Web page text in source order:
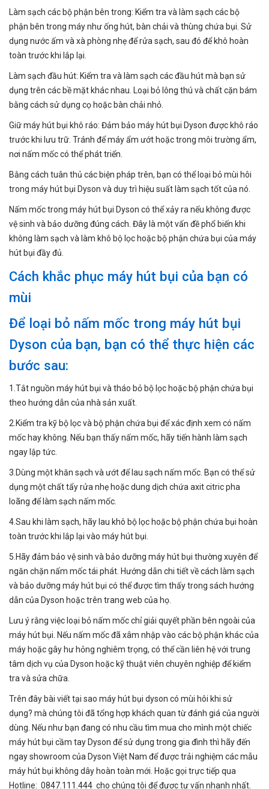
Làm sạch các bộ phận bên trong: Kiểm tra và làm sạch các bộ
phận bên trong máy như ống hút, bàn chải và thùng chứa bụi. Sử
dụng nước ấm và xà phòng nhẹ để rửa sạch, sau đó để khô hoàn
toàn trước khi lắp lại.
Làm sạch đầu hút: Kiểm tra và làm sạch các đầu hút mà bạn sử
dụng trên các bề mặt khác nhau. Loại bỏ lông thú và chất cặn bám
bằng cách sử dụng cọ hoặc bàn chải nhỏ.
Giữ máy hút bụi khô ráo: Đảm bảo máy hút bụi Dyson được khô ráo
trước khi lưu trữ. Tránh để máy ẩm ướt hoặc trong môi trường ẩm,
nơi nấm mốc có thể phát triển.
Bằng cách tuân thủ các biện pháp trên, bạn có thể loại bỏ mùi hôi
trong máy hút bụi Dyson và duy trì hiệu suất làm sạch tốt của nó.
Nấm mốc trong máy hút bụi Dyson có thể xảy ra nếu không được
vệ sinh và bảo dưỡng đúng cách. Đây là một vấn đề phổ biến khi
không làm sạch và làm khô bộ lọc hoặc bộ phận chứa bụi của máy
hút bụi đầy đủ.
Cách khắc phục máy hút bụi của bạn có
mùi
Để loại bỏ nấm mốc trong máy hút bụi
Dyson của bạn, bạn có thể thực hiện các
bước sau:
1.Tắt nguồn máy hút bụi và tháo bỏ bộ lọc hoặc bộ phận chứa bụi
theo hướng dẫn của nhà sản xuất.
2.Kiểm tra kỹ bộ lọc và bộ phận chứa bụi để xác định xem có nấm
mốc hay không. Nếu bạn thấy nấm mốc, hãy tiến hành làm sạch
ngay lập tức.
3.Dùng một khăn sạch và ướt để lau sạch nấm mốc. Bạn có thể sử
dụng một chất tẩy rửa nhẹ hoặc dung dịch chứa axit citric pha
loãng để làm sạch nấm mốc.
4.Sau khi làm sạch, hãy lau khô bộ lọc hoặc bộ phận chứa bụi hoàn
toàn trước khi lắp lại vào máy hút bụi.
5.Hãy đảm bảo vệ sinh và bảo dưỡng máy hút bụi thường xuyên để
ngăn chặn nấm mốc tái phát. Hướng dẫn chi tiết về cách làm sạch
và bảo dưỡng máy hút bụi có thể được tìm thấy trong sách hướng
dẫn của Dyson hoặc trên trang web của họ.
Lưu ý rằng việc loại bỏ nấm mốc chỉ giải quyết phần bên ngoài của
máy hút bụi. Nếu nấm mốc đã xâm nhập vào các bộ phận khác của
máy hoặc gây hư hỏng nghiêm trọng, có thể cần liên hệ với trung
tâm dịch vụ của Dyson hoặc kỹ thuật viên chuyên nghiệp để kiểm
tra và sửa chữa.
Trên đây bài viết tại sao máy hút bụi dyson có mùi hôi khi sử
dụng? mà chúng tôi đã tổng hợp khách quan từ đánh giá của người
dùng. Nếu như bạn đang có nhu cầu tìm mua cho mình một chiếc
máy hút bụi cầm tay Dyson để sử dụng trong gia đình thì hãy đến
ngay showroom của Dyson Việt Nam để được trải nghiệm các mẫu
máy hút bụi không dây hoàn toàn mới. Hoặc gọi trực tiếp qua
Hotline: 0847.111.444 cho chúng tôi để được tư vấn nhanh nhất.